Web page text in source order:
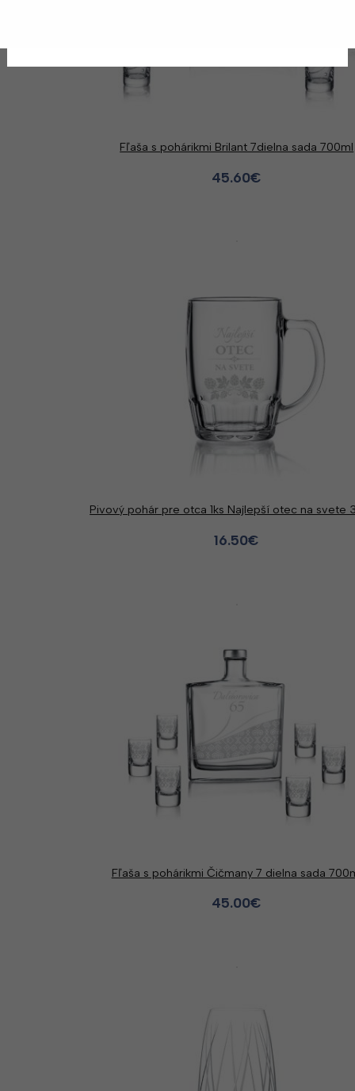
Fľaša s pohárikmi Brilant 7dielna sada 700ml
45.60€
Pivový pohár pre otca 1ks Najlepší otec na svete
16.50€
Fľaša s pohárikmi Čičmany 7 dielna sada
45.00€